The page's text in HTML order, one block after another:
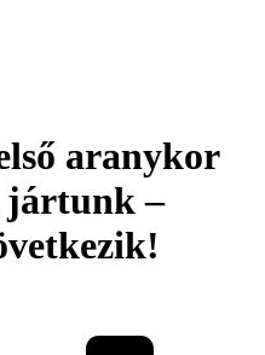
aranykor
jártunk –